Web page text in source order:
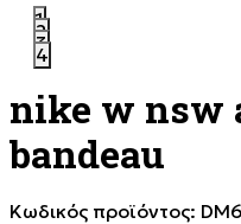
1
2
3
4
nike w nsw
bandeau
Κωδικός προϊόντος: